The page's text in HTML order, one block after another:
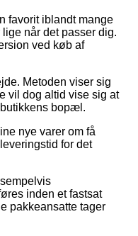
favorit iblandt mange
når det passer dig.
ved køb af
Metoden viser sig
vil dog altid vise sig at
bopæl.
nye varer om få
for det
inden et fastsat
pakkeansatte tager